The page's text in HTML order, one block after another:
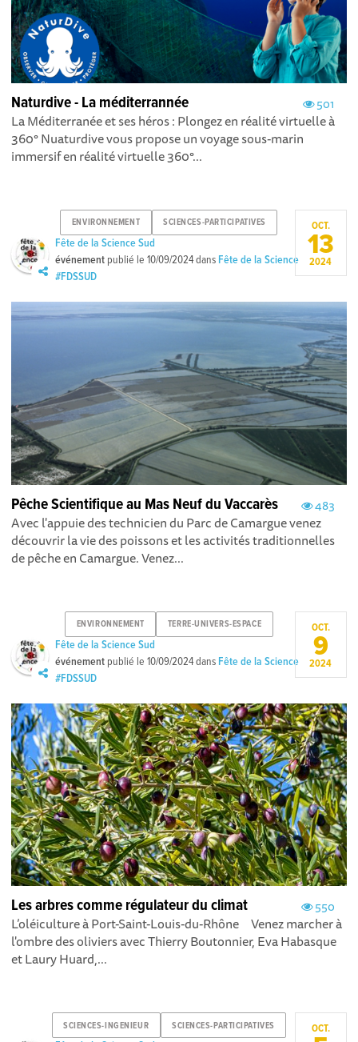
501
Naturdive - La méditerrannée
La Méditerranée et ses héros : Plongez en réalité virtuelle à
360° Nuaturdive vous propose un voyage sous-marin
immersif en réalité virtuelle 360°...
ENVIRONNEMENT SCIENCES-PARTICIPATIVES
Fête de la Science Sud
événement publié le10/09/2024dans Fête de la Science
#FDSSUD
OCT.
13
2024
483
Pêche Scientifique au Mas Neuf du Vaccarès
Avec l'appuie des technicien du Parc de Camargue venez
découvrir la vie des poissons et les activités traditionnelles
de pêche en Camargue. Venez...
ENVIRONNEMENT TERRE-UNIVERS-ESPACE
Fête de la Science Sud
événement publié le10/09/2024dans Fête de la Science
#FDSSUD
OCT.
9
2024
550
Les arbres comme régulateur du climat
L’oléiculture à Port-Saint-Louis-du-Rhône Venez marcher à
l'ombre des oliviers avec Thierry Boutonnier, Eva Habasque
et Laury Huard,...
SCIENCES-INGENIEUR SCIENCES-PARTICIPATIVES OCT.